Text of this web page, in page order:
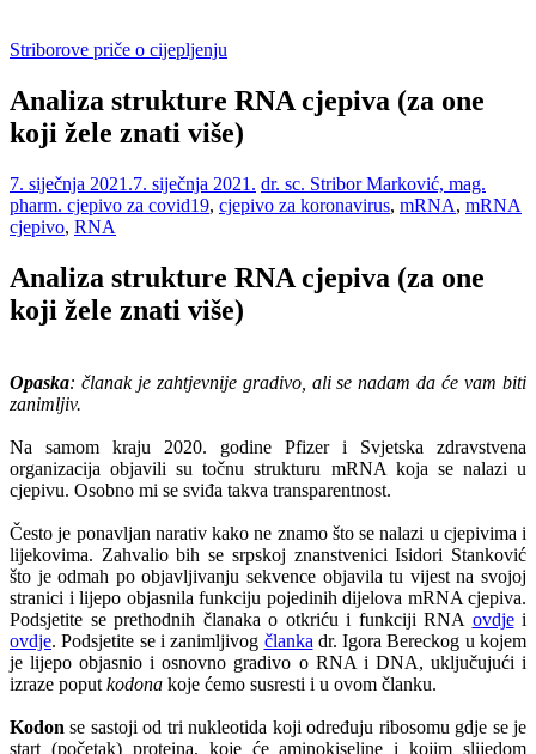
Striborove priče o cijepljenju
Analiza strukture RNA cjepiva (za one
koji žele znati više)
7. siječnja 2021.7. siječnja 2021. dr. sc. Stribor Marković, mag.
pharm. cjepivo za covid19, cjepivo za koronavirus, mRNA, mRNA
cjepivo, RNA
Analiza strukture RNA cjepiva (za one
koji žele znati više)
Opaska: članak je zahtjevnije gradivo, ali se nadam da će vam biti
zanimljiv.
Na samom kraju 2020. godine Pfizer i Svjetska zdravstvena
organizacija objavili su točnu strukturu mRNA koja se nalazi u
cjepivu. Osobno mi se sviđa takva transparentnost.
Često je ponavljan narativ kako ne znamo što se nalazi u cjepivima i
lijekovima. Zahvalio bih se srpskoj znanstvenici Isidori Stanković
što je odmah po objavljivanju sekvence objavila tu vijest na svojoj
stranici i lijepo objasnila funkciju pojedinih dijelova mRNA cjepiva.
Podsjetite se prethodnih članaka o otkriću i funkciji RNA ovdjei
ovdje. Podsjetite se i zanimljivog članka dr. Igora Bereckog u kojem
je lijepo objasnio i osnovno gradivo o RNA i DNA, uključujući i
izraze poput kodona koje ćemo susresti i u ovom članku.
Kodon se sastoji od tri nukleotida koji određuju ribosomu gdje se je
start (početak) proteina, koje će aminokiseline i kojim slijedom